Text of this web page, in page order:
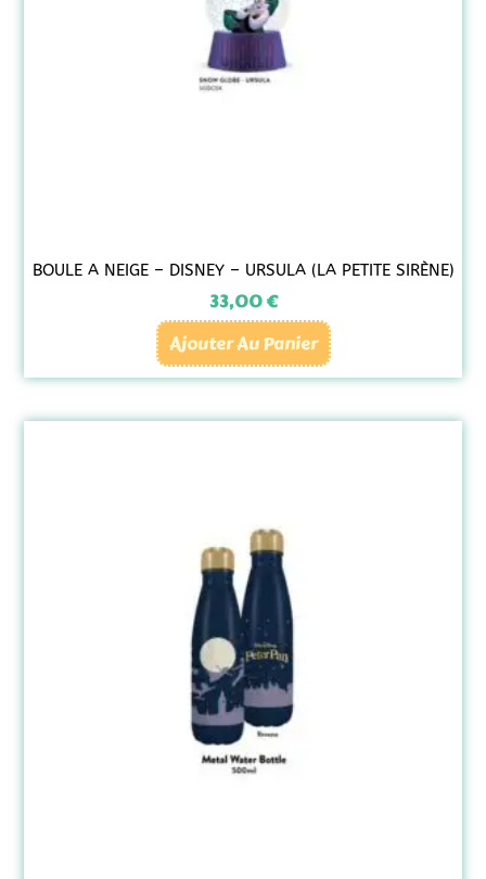
BOULE A NEIGE – DISNEY – URSULA (LA PETITE SIRÈNE)
33,00€
Ajouter Au Panier